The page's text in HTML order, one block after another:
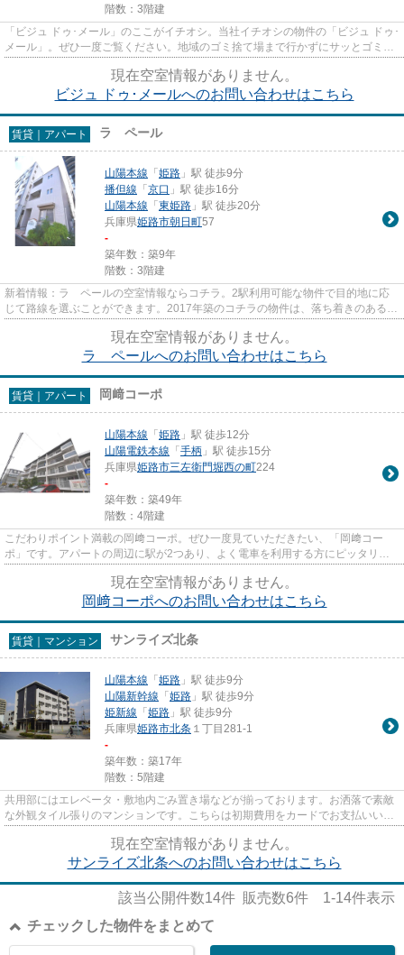
階数：3階建
「ビジュ ドゥ･メール」のここがイチオシ。当社イチオシの物件の「ビジュ ドゥ･
メール」。ぜひ一度ご覧ください。地域のゴミ捨て場まで行かずにサッとゴミ出
しできるように、共用部に...
現在空室情報がありません。
ビジュ ドゥ･メールへのお問い合わせはこちら
賃貸｜アパート ラ ペール
山陽本線 「姫路 」駅 徒歩9分
播但線 「京口 」駅 徒歩16分
山陽本線 「東姫路 」駅 徒歩20分
兵庫県姫路市朝日町57
-
築年数：築9年
階数：3階建
新着情報：ラ ペールの空室情報ならコチラ。2駅利用可能な物件で目的地に応
じて路線を選ぶことができます。2017年築のコチラの物件は、落ち着きのある室
内が魅力的です。駅から徒歩9...
現在空室情報がありません。
ラ ペールへのお問い合わせはこちら
賃貸｜アパート 岡﨑コーポ
山陽本線 「姫路 」駅 徒歩12分
山陽電鉄本線 「手柄 」駅 徒歩15分
兵庫県姫路市三左衛門堀西の町224
-
築年数：築49年
階数：4階建
こだわりポイント満載の岡﨑コーポ。ぜひ一度見ていただきたい、「岡﨑コー
ポ」です。アパートの周辺に駅が2つあり、よく電車を利用する方にピッタリで
す。こちらの物件はアパートです...
現在空室情報がありません。
岡﨑コーポへのお問い合わせはこちら
賃貸｜マンション サンライズ北条
山陽本線 「姫路 」駅 徒歩9分
山陽新幹線 「姫路 」駅 徒歩9分
姫新線 「姫路 」駅 徒歩9分
兵庫県姫路市北条 １丁目281-1
-
築年数：築17年
階数：5階建
共用部にはエレベータ・敷地内ごみ置き場などが揃っております。お洒落で素敵
な外観タイル張りのマンションです。こちらは初期費用をカードでお支払いいた
だける物件です。条件として...
現在空室情報がありません。
サンライズ北条へのお問い合わせはこちら
該当公開件数14件 販売数6件 1-14件表示
チェックした物件をまとめて